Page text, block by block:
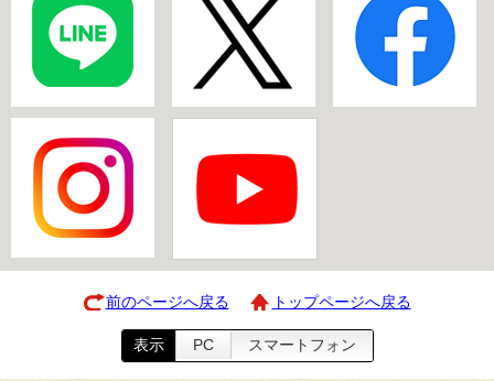
前のページへ戻る トップページへ戻る
表示 PC スマートフォン